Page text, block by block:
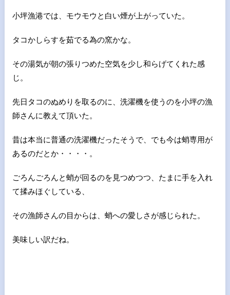
小坪漁港では、モウモウと白い煙が上がっていた。
タコかしらすを茹でる為の窯かな。
その湯気が朝の張りつめた空気を少し和らげてくれた感
じ。
先日タコのぬめりを取るのに、洗濯機を使うのを小坪の漁
師さんに教えて頂いた。
昔は本当に普通の洗濯機だったそうで、でも今は蛸専用が
あるのだとか・・・・。
ごろんごろんと蛸が回るのを見つめつつ、たまに手を入れ
て揉みほぐしている、
その漁師さんの目からは、蛸への愛しさが感じられた。
美味しい訳だね。